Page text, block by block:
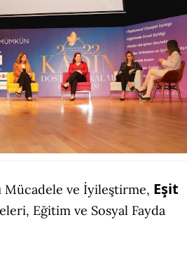
Mücadele ve İyileştirme, Eşit
Eğitim ve Sosyal Fayda